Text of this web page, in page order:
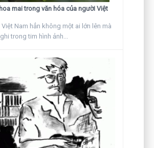
mai trong văn hóa của người Việt
Nam hẳn không một ai lớn lên mà
trong tim hình ảnh...